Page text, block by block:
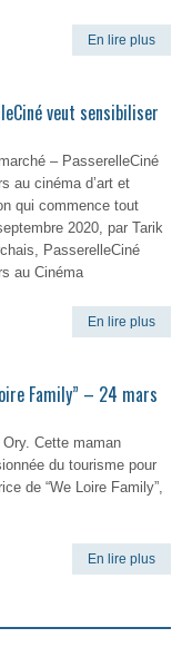
En lire plus
veut sensibiliser
– PasserelleCiné
au cinéma d’art et
qui commence tout
2020, par Tarik
PasserelleCiné
au Cinéma
En lire plus
Family” – 24 mars
Cette maman
du tourisme pour
de “We Loire Family”,
En lire plus